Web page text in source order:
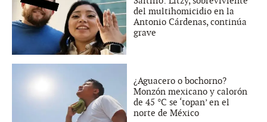
del multihomicidio en la
Antonio Cárdenas, continúa
grave
¿Aguacero o bochorno?
Monzón mexicano y calorón
de 45 °C se ‘topan’ en el
norte de México